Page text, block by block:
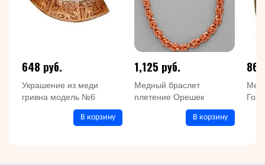
648 руб.
Украшение из меди
гривна модель №6
В корзину
1,125 руб.
Медный браслет
плетение Орешек
В корзину